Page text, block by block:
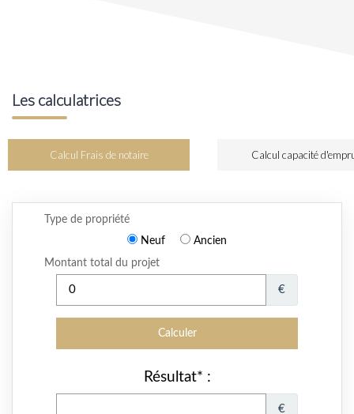
Les calculatrices
Calcul Frais de notaire Calcul capacité